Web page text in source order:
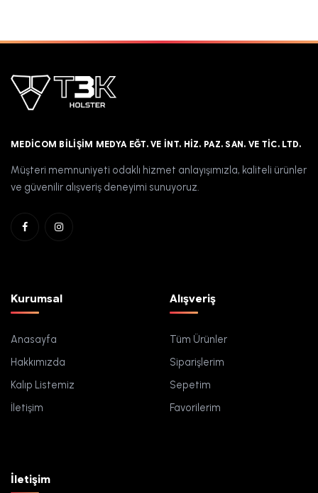
MEDICOM BILIŞIM MEDYA EĞT. VE İNT. HIZ. PAZ. SAN. VE TIC. LTD.
Müşteri memnuniyeti odaklı hizmet anlayışımızla, kaliteli ürünler
ve güvenilir alışveriş deneyimi sunuyoruz.
Kurumsal
Anasayfa
Hakkımızda
Kalıp Listemiz
İletişim
Alışveriş
Tüm Ürünler
Siparişlerim
Sepetim
Favorilerim
İletişim